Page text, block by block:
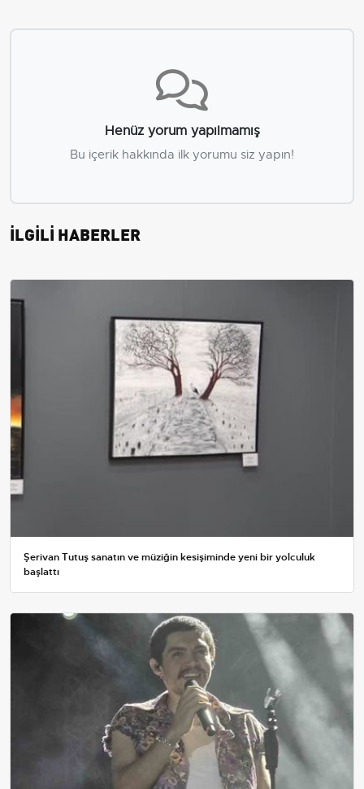
Henüz yorum yapılmamış
Bu içerik hakkında ilk yorumu siz yapın!
İLGİLİ HABERLER
Şerivan Tutuş sanatın ve müziğin kesişiminde yeni bir yolculuk
başlattı